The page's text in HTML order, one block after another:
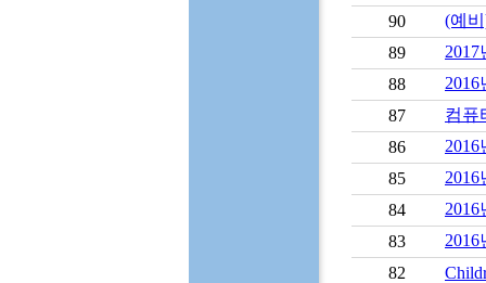
90
(예
89
88
2016
87
컴퓨
86
85
84
2016
83
2016
82